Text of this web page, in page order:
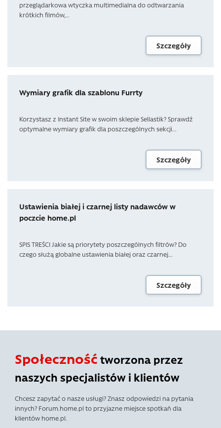
przeglądarkowa wtyczka multimedialna do odtwarzania
krótkich filmów,...
Szczegóły
Wymiary grafik dla szablonu Furrty
Korzystasz z Instant Site w swoim sklepie Sellastik? Sprawdź
optymalne wymiary grafik dla poszczególnych sekcji...
Szczegóły
Ustawienia białej i czarnej listy nadawców w
poczcie home.pl
SPIS TREŚCI Jakie są priorytety poszczególnych filtrów? Do
czego służą globalne ustawienia białej oraz czarnej...
Szczegóły
Społeczność tworzona przez
naszych specjalistów i klientów
Chcesz zapytać o nasze usługi? Znasz odpowiedzi na pytania
innych? Forum.home.pl to przyjazne miejsce spotkań dla
klientów home.pl.